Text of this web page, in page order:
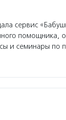
сервис
помощника,
и семинары по